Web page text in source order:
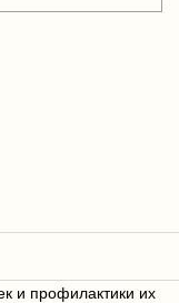
и профилактики их